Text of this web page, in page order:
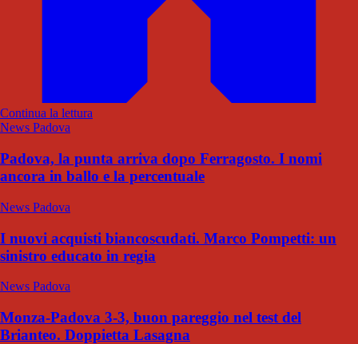
Continua la lettura
News Padova
Padova, la punta arriva dopo Ferragosto. I nomi
ancora in ballo e la percentuale
News Padova
I nuovi acquisti biancoscudati. Marco Pompetti: un
sinistro educato in regia
News Padova
Monza-Padova 3-3, buon pareggio nel test del
Brianteo. Doppietta Lasagna